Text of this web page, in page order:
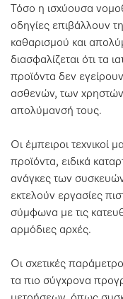
Τόσο η ισχύουσα
οδηγίες επιβάλλουν
καθαρισμού και
διασφαλίζεται ότι τα
προϊόντα δεν
ασθενών, των
απολύμανσή τους.
Οι έμπειροι τεχνικοί
προϊόντα, ειδικά
ανάγκες των
εκτελούν εργασίες
σύμφωνα με τις
αρμόδιες αρχές.
Οι σχετικές
τα πιο σύγχρονα